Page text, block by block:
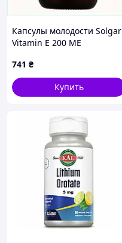
Капсулы молодости Solgar
Vitamin E 200 МЕ
741 ₴
Купить